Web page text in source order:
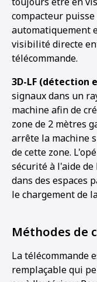
compacteur
automatiquement
visibilité directe
télécommande.
3D-LF (détection
signaux dans un
machine afin de
zone de 2 mètres
arrête la machine
de cette zone.
sécurité à l'aide
dans des espaces
le chargement de
Méthodes de
La télécommande
remplaçable qui